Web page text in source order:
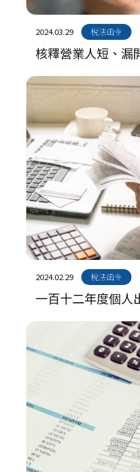
2024.03.29 稅法函令
核釋營業人短、漏
申報期限前經查獲
2024.02.29 稅法函令
一百十二年度個人
易所得計算規定